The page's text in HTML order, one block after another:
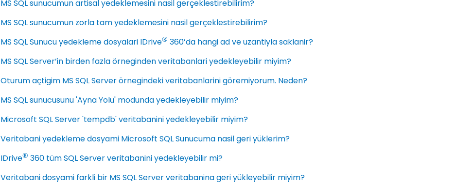
MS SQL sunucumun artisal yedeklemesini nasil gerçeklestirebilirim?
MS SQL sunucumun zorla tam yedeklemesini nasil gerçeklestirebilirim?
MS SQL Sunucu yedekleme dosyalari IDrive® 360’da hangi ad ve uzantiyla saklanir?
MS SQL Server’in birden fazla örneginden veritabanlari yedekleyebilir miyim?
Oturum açtigim MS SQL Server örnegindeki veritabanlarini göremiyorum. Neden?
MS SQL sunucusunu 'Ayna Yolu' modunda yedekleyebilir miyim?
Microsoft SQL Server 'tempdb' veritabanini yedekleyebilir miyim?
Veritabani yedekleme dosyami Microsoft SQL Sunucuma nasil geri yüklerim?
IDrive® 360 tüm SQL Server veritabanini yedekleyebilir mi?
Veritabani dosyami farkli bir MS SQL Server veritabanina geri yükleyebilir miyim?